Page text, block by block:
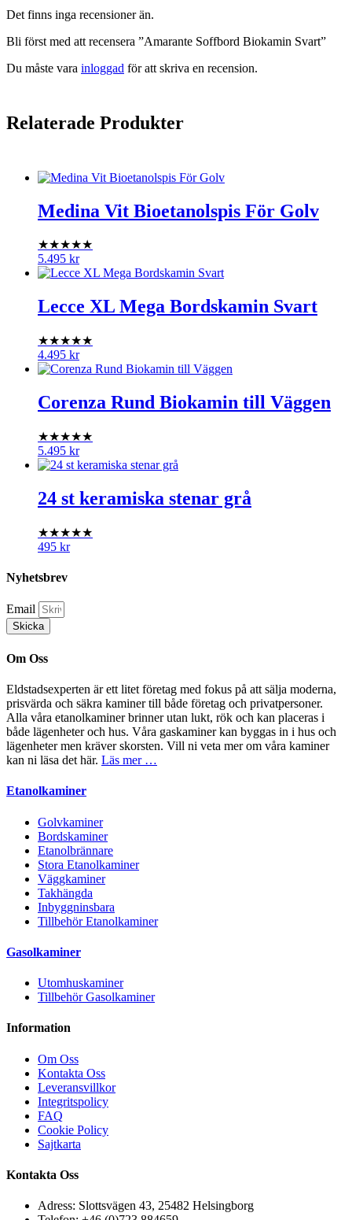
Det finns inga recensioner än.
Bli först med att recensera ”Amarante Soffbord Biokamin Svart”
Du måste vara inloggad för att skriva en recension.
Relaterade Produkter
Medina Vit Bioetanolspis För Golv
★★★★★
5.495 kr
Lecce XL Mega Bordskamin Svart
★★★★★
4.495 kr
Corenza Rund Biokamin till Väggen
★★★★★
5.495 kr
24 st keramiska stenar grå
★★★★★
495 kr
Nyhetsbrev
Email
Skicka
Om Oss
Eldstadsexperten är ett litet företag med fokus på att sälja moderna,
prisvärda och säkra kaminer till både företag och privatpersoner.
Alla våra etanolkaminer brinner utan lukt, rök och kan placeras i
både lägenheter och hus. Våra gaskaminer kan byggas in i hus och
lägenheter men kräver skorsten. Vill ni veta mer om våra kaminer
kan ni läsa det här. Läs mer …
Etanolkaminer
Golvkaminer
Bordskaminer
Etanolbrännare
Stora Etanolkaminer
Väggkaminer
Takhängda
Inbyggninsbara
Tillbehör Etanolkaminer
Gasolkaminer
Utomhuskaminer
Tillbehör Gasolkaminer
Information
Om Oss
Kontakta Oss
Leveransvillkor
Integritspolicy
FAQ
Cookie Policy
Sajtkarta
Kontakta Oss
Adress: Slottsvägen 43, 25482 Helsingborg